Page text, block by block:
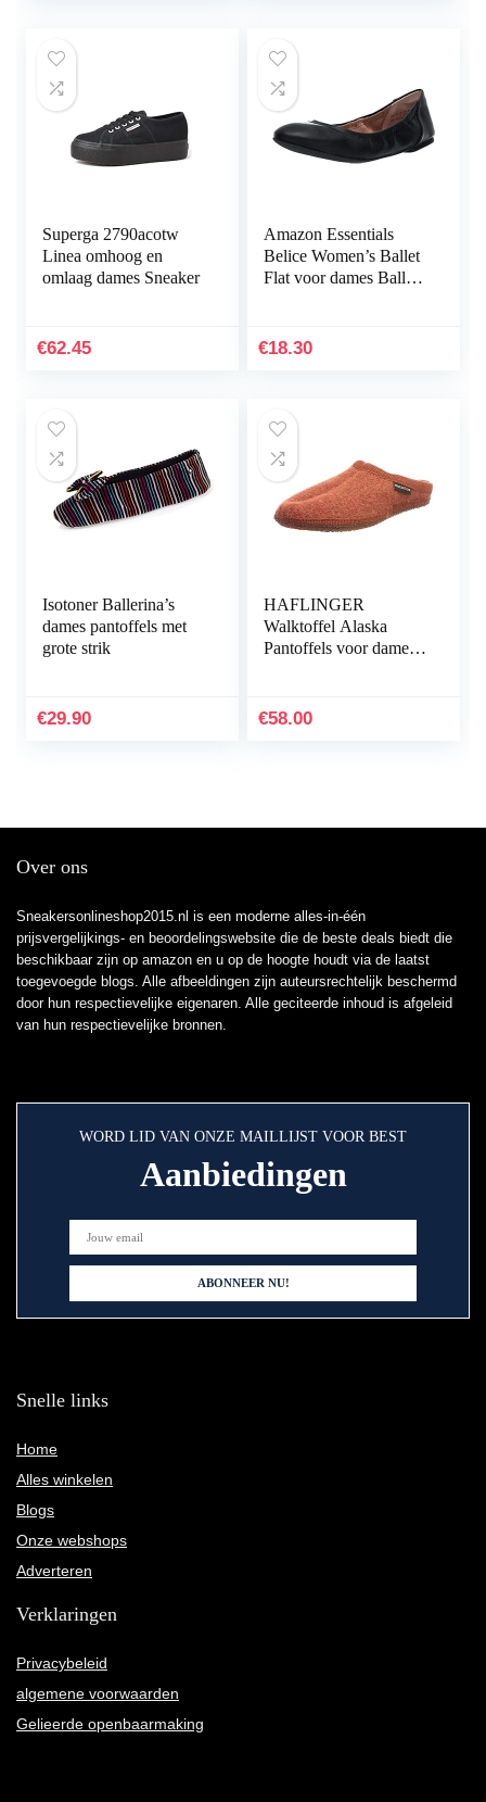
Superga 2790acotw
Linea omhoog en
omlaag dames Sneaker
€62.45
Amazon Essentials
Belice Women’s Ballet
Flat voor dames Ballet
€18.30
Isotoner Ballerina’s
dames pantoffels met
grote strik
€29.90
HAFLINGER
Walktoffel Alaska
Pantoffels voor dames,
€58.00
Over ons
Sneakersonlineshop2015.nl is een moderne alles-in-één
prijsvergelijkings- en beoordelingswebsite die de beste deals biedt die
beschikbaar zijn op amazon en u op de hoogte houdt via de laatst
toegevoegde blogs. Alle afbeeldingen zijn auteursrechtelijk beschermd
door hun respectievelijke eigenaren. Alle geciteerde inhoud is afgeleid
van hun respectievelijke bronnen.
WORD LID VAN ONZE MAILLIJST VOOR BEST
Aanbiedingen
Snelle links
Home
Alles winkelen
Blogs
Onze webshops
Adverteren
Verklaringen
Privacybeleid
algemene voorwaarden
Gelieerde openbaarmaking